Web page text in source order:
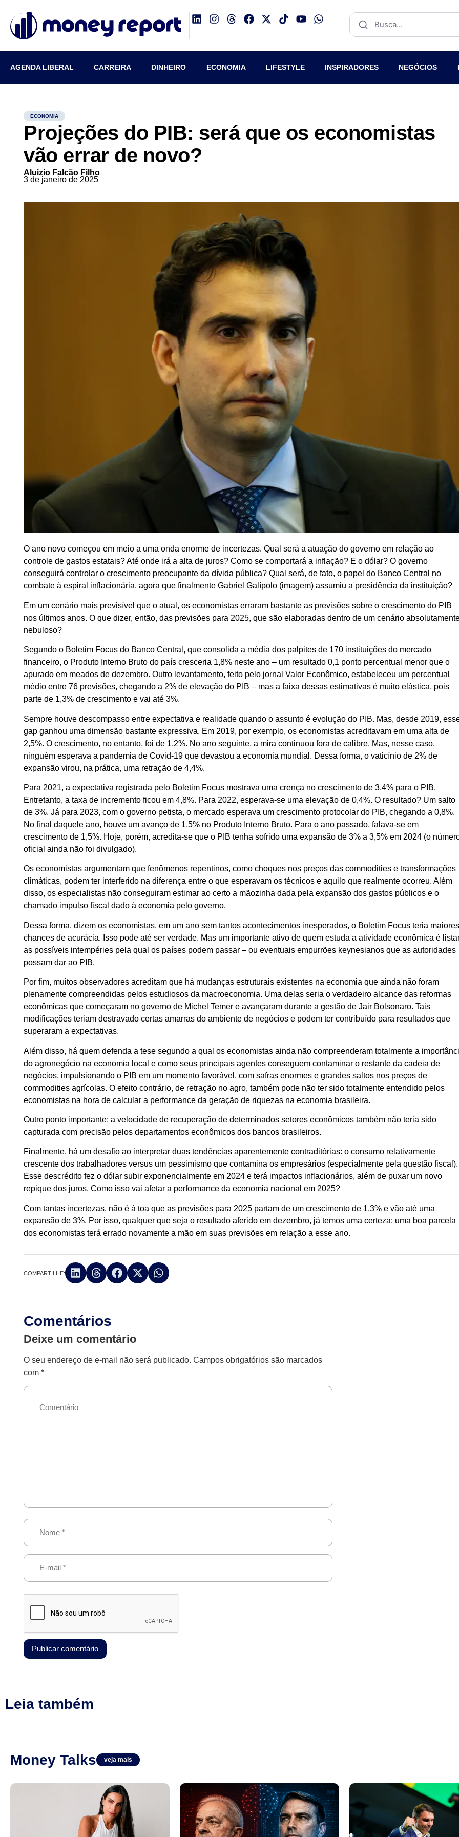
AGENDA LIBERAL CARREIRA DINHEIRO ECONOMIA LIFESTYLE INSPIRADORES NEGÓCIOS
ECONOMIA
Projeções do PIB: será que os economistas
vão errar de novo?
Aluizio Falcão Filho
3 de janeiro de 2025
O ano novo começou em meio a uma onda enorme de incertezas. Qual será a atuação do governo em relação ao
controle de gastos estatais? Até onde irá a alta de juros? Como se comportará a inflação? E o dólar? O governo
conseguirá controlar o crescimento preocupante da dívida pública? Qual será, de fato, o papel do Banco Central no
combate à espiral inflacionária, agora que finalmente Gabriel Galípolo (imagem) assumiu a presidência da instituição?
Em um cenário mais previsível que o atual, os economistas erraram bastante as previsões sobre o crescimento do PIB
nos últimos anos. O que dizer, então, das previsões para 2025, que são elaboradas dentro de um cenário
nebuloso?
Segundo o Boletim Focus do Banco Central, que consolida a média dos palpites de 170 instituições do mercado
financeiro, o Produto Interno Bruto do país cresceria 1,8% neste ano – um resultado 0,1 ponto percentual menor que o
apurado em meados de dezembro. Outro levantamento, feito pelo jornal Valor Econômico, estabeleceu um percentual
médio entre 76 previsões, chegando a 2% de elevação do PIB – mas a faixa dessas estimativas é muito elástica, pois
parte de 1,3% de crescimento e vai até 3%.
Sempre houve descompasso entre expectativa e realidade quando o assunto é evolução do PIB. Mas, desde 2019,
gap ganhou uma dimensão bastante expressiva. Em 2019, por exemplo, os economistas acreditavam em uma alta de
2,5%. O crescimento, no entanto, foi de 1,2%. No ano seguinte, a mira continuou fora de calibre. Mas, nesse caso,
ninguém esperava a pandemia de Covid-19 que devastou a economia mundial. Dessa forma, o vaticínio de 2% de
expansão virou, na prática, uma retração de 4,4%.
Para 2021, a expectativa registrada pelo Boletim Focus mostrava uma crença no crescimento de 3,4% para o PIB.
Entretanto, a taxa de incremento ficou em 4,8%. Para 2022, esperava-se uma elevação de 0,4%. O resultado? Um salto
de 3%. Já para 2023, com o governo petista, o mercado esperava um crescimento protocolar do PIB, chegando a 0,8%.
No final daquele ano, houve um avanço de 1,5% no Produto Interno Bruto. Para o ano passado, falava-se em
crescimento de 1,5%. Hoje, porém, acredita-se que o PIB tenha sofrido uma expansão de 3% a 3,5% em 2024 (o
oficial ainda não foi divulgado).
Os economistas argumentam que fenômenos repentinos, como choques nos preços das commodities e transformações
climáticas, podem ter interferido na diferença entre o que esperavam os técnicos e aquilo que realmente ocorreu. Além
disso, os especialistas não conseguiram estimar ao certo a mãozinha dada pela expansão dos gastos públicos e o
chamado impulso fiscal dado à economia pelo governo.
Dessa forma, dizem os economistas, em um ano sem tantos acontecimentos inesperados, o Boletim Focus teria
chances de acurácia. Isso pode até ser verdade. Mas um importante ativo de quem estuda a atividade econômica é
as possíveis intempéries pela qual os países podem passar – ou eventuais empurrões keynesianos que as autoridades
possam dar ao PIB.
Por fim, muitos observadores acreditam que há mudanças estruturais existentes na economia que ainda não foram
plenamente compreendidas pelos estudiosos da macroeconomia. Uma delas seria o verdadeiro alcance das reformas
econômicas que começaram no governo de Michel Temer e avançaram durante a gestão de Jair Bolsonaro. Tais
modificações teriam destravado certas amarras do ambiente de negócios e podem ter contribuído para resultados que
superaram a expectativas.
Além disso, há quem defenda a tese segundo a qual os economistas ainda não compreenderam totalmente a
do agronegócio na economia local e como seus principais agentes conseguem contaminar o restante da cadeia de
negócios, impulsionando o PIB em um momento favorável, com safras enormes e grandes saltos nos preços de
commodities agrícolas. O efeito contrário, de retração no agro, também pode não ter sido totalmente entendido pelos
economistas na hora de calcular a performance da geração de riquezas na economia brasileira.
Outro ponto importante: a velocidade de recuperação de determinados setores econômicos também não teria sido
capturada com precisão pelos departamentos econômicos dos bancos brasileiros.
Finalmente, há um desafio ao interpretar duas tendências aparentemente contraditórias: o consumo relativamente
crescente dos trabalhadores versus um pessimismo que contamina os empresários (especialmente pela questão fiscal).
Esse descrédito fez o dólar subir exponencialmente em 2024 e terá impactos inflacionários, além de puxar um novo
repique dos juros. Como isso vai afetar a performance da economia nacional em 2025?
Com tantas incertezas, não é à toa que as previsões para 2025 partam de um crescimento de 1,3% e vão até uma
expansão de 3%. Por isso, qualquer que seja o resultado aferido em dezembro, já temos uma certeza: uma boa parcela
dos economistas terá errado novamente a mão em suas previsões em relação a esse ano.
COMPARTILHE:
Comentários
Deixe um comentário
O seu endereço de e-mail não será publicado. Campos obrigatórios são marcados
com*
Leia também
Money Talks veja mais